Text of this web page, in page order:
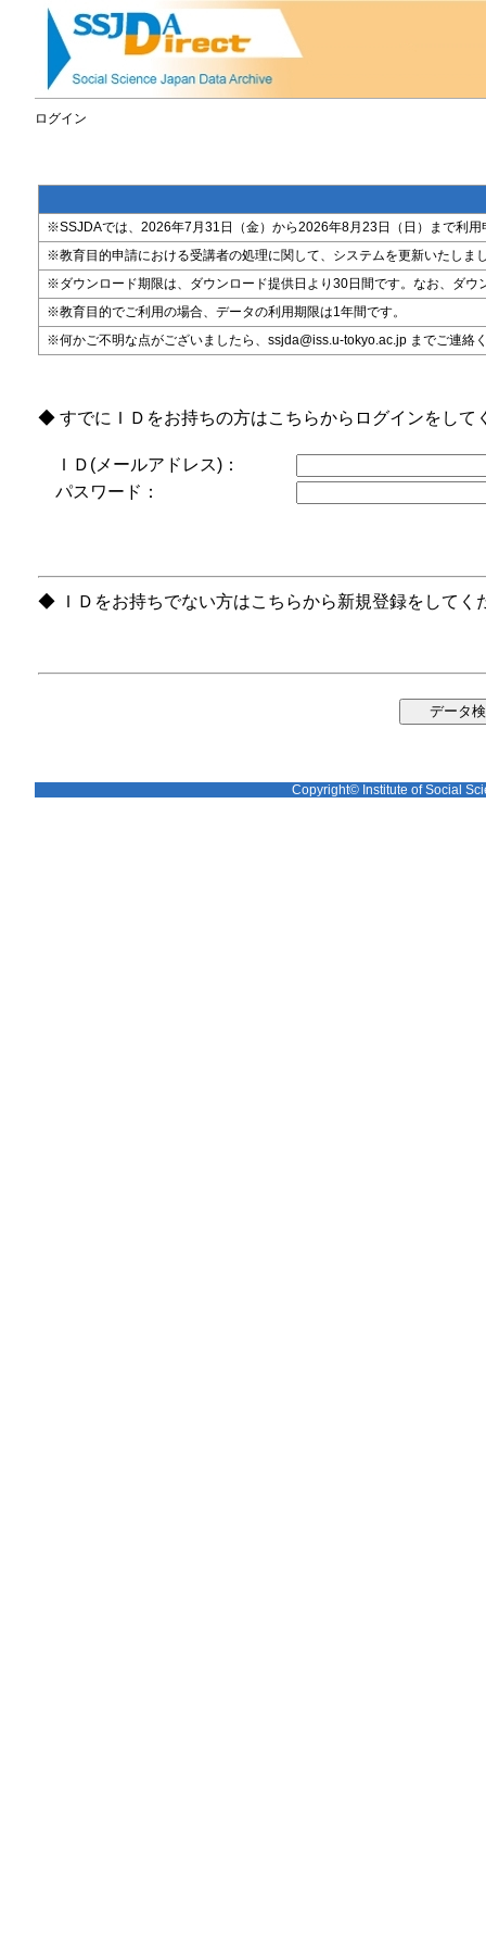
ログイン
※SSJDAでは、2026年7月31日（金）から2026年8月23日（日）まで利
※教育目的申請における受講者の処理に関して、システムを更新いたしま
※ダウンロード期限は、ダウンロード提供日より30日間です。なお、ダ
※教育目的でご利用の場合、データの利用期限は1年間です。
※何かご不明な点がございましたら、ssjda@iss.u-tokyo.ac.jp までご連絡
◆ すでにＩＤをお持ちの方はこちらからログインをして
ＩＤ(メールアドレス)：
パスワード：
◆ ＩＤをお持ちでない方はこちらから新規登録をしてく
Copyright© Institute of Social